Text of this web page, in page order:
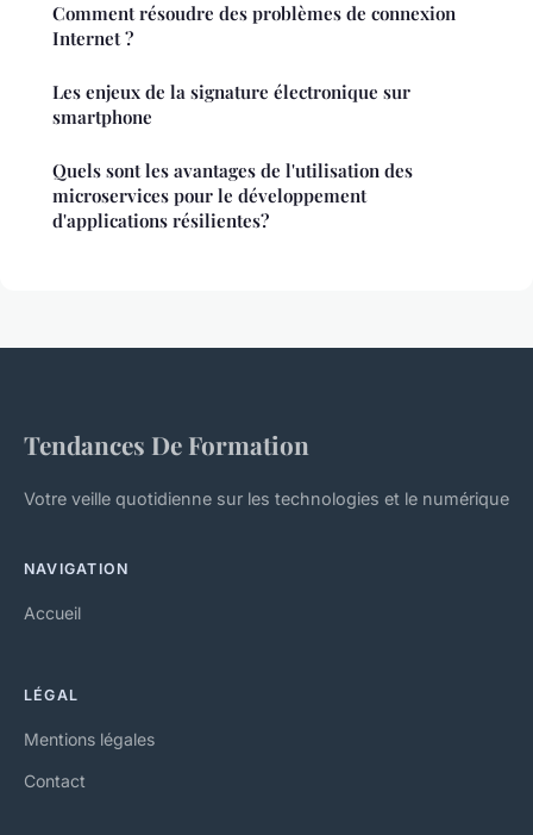
Comment résoudre des problèmes de connexion
Internet ?
Les enjeux de la signature électronique sur
smartphone
Quels sont les avantages de l'utilisation des
microservices pour le développement
d'applications résilientes?
Tendances De Formation
Votre veille quotidienne sur les technologies et le numérique
NAVIGATION
Accueil
LÉGAL
Mentions légales
Contact